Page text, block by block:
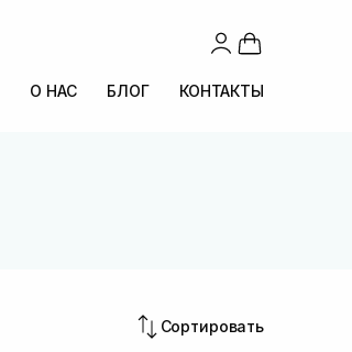
О НАС БЛОГ КОНТАКТЫ
Сортировать